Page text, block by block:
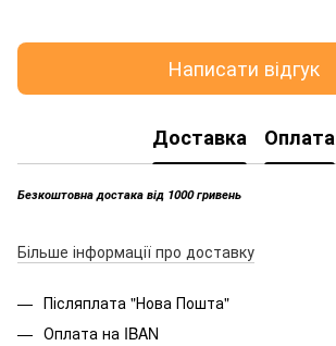
Написати відгук
Доставка Оплата
Безкоштовна достака від 1000 гривень
Більше інформації про доставку
Післяплата "Нова Пошта"
Оплата на IBAN